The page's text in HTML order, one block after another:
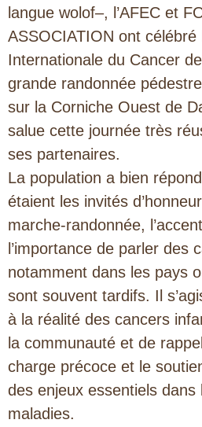
langue wolof–, l’AFEC et
ASSOCIATION ont célébré
Internationale du Cancer
grande randonnée
sur la Corniche Ouest de
salue cette journée très
ses partenaires.
La population a bien
étaient les invités
marche-randonnée,
l’importance de parler des
notamment dans les pays
sont souvent tardifs. Il
à la réalité des cancers
la communauté et de
charge précoce et le
des enjeux essentiels
maladies.